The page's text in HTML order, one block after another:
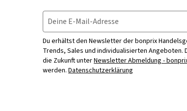
Deine E-Mail-Adresse
Du erhältst den Newsletter der bonprix
Trends, Sales und individualisierten
die Zukunft unterNewsletter Abmeldung -
werden. Datenschutzerklärung